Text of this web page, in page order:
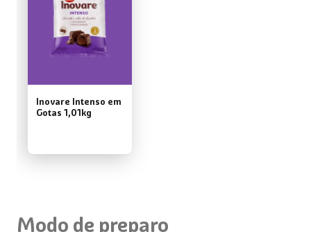
Inovare Intenso em
Gotas 1,01kg
Modo de preparo